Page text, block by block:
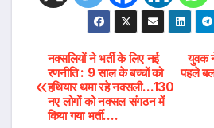
Post
navigation
युवक
पहले
नक्सलियों ने भर्ती के लिए नई
रणनीति : 9 साल के बच्चों को
हथियार थमा रहे नक्सली…130
नए लोगों को नक्सल संगठन में
किया गया भर्ती….